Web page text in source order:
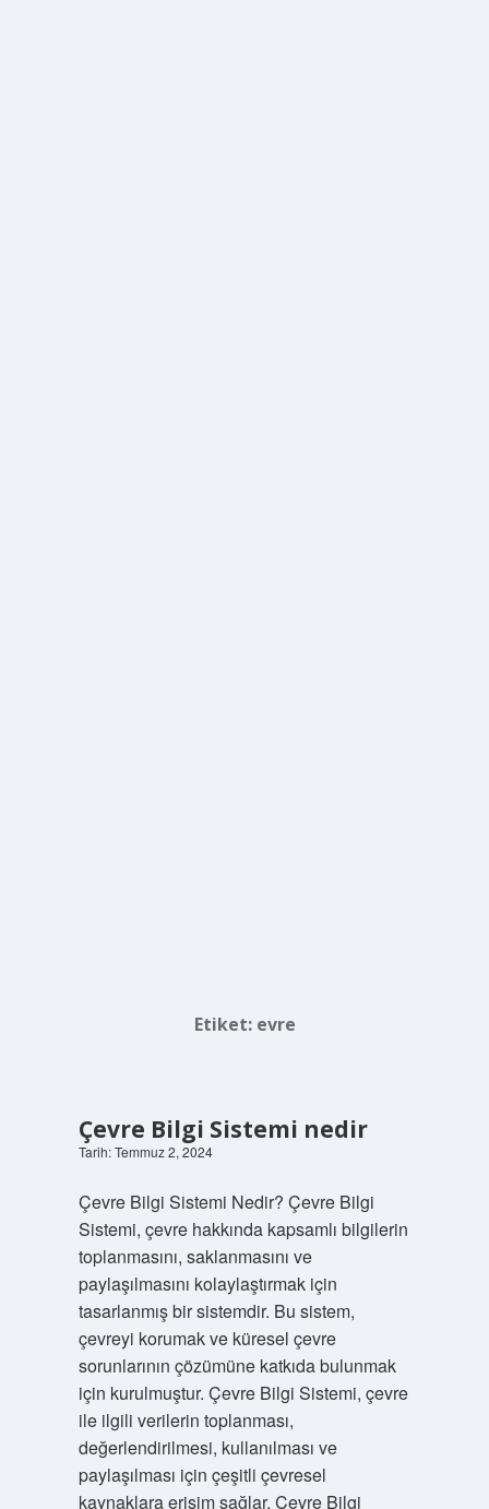
Etiket: evre
Çevre Bilgi Sistemi nedir
Tarih: Temmuz 2, 2024
Çevre Bilgi Sistemi Nedir? Çevre Bilgi
Sistemi, çevre hakkında kapsamlı bilgilerin
toplanmasını, saklanmasını ve
paylaşılmasını kolaylaştırmak için
tasarlanmış bir sistemdir. Bu sistem,
çevreyi korumak ve küresel çevre
sorunlarının çözümüne katkıda bulunmak
için kurulmuştur. Çevre Bilgi Sistemi, çevre
ile ilgili verilerin toplanması,
değerlendirilmesi, kullanılması ve
paylaşılması için çeşitli çevresel
kaynaklara erişim sağlar. Çevre Bilgi